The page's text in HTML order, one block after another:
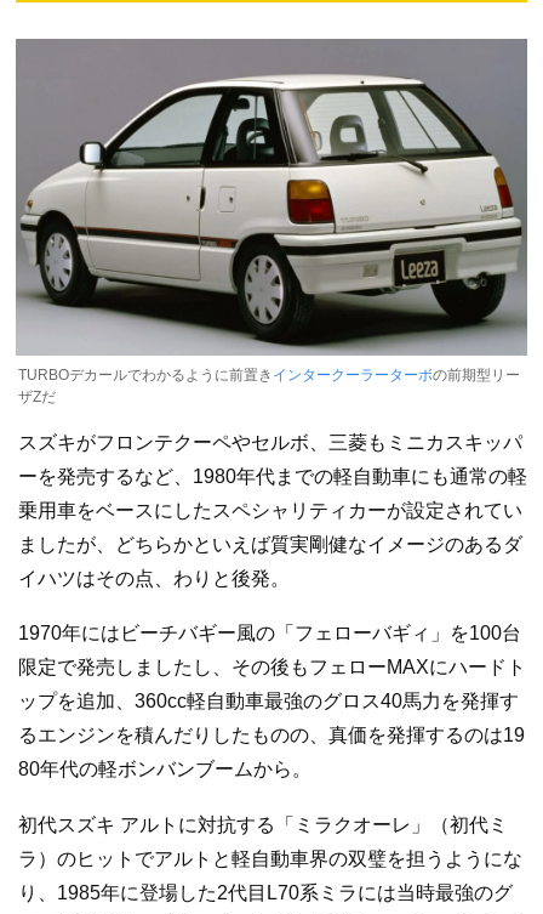
TURBOデカールでわかるように前置き インタークーラーターボの前期型リー
ザZだ
スズキがフロンテクーペやセルボ、三菱もミニカスキッパ
ーを発売するなど、1980年代までの軽自動車にも通常の軽
乗用車をベースにしたスペシャリティカーが設定されてい
ましたが、どちらかといえば質実剛健なイメージのあるダ
イハツはその点、わりと後発。
1970年にはビーチバギー風の「フェローバギィ」を100台
限定で発売しましたし、その後もフェローMAXにハードト
ップを追加、360cc軽自動車最強のグロス40馬力を発揮す
るエンジンを積んだりしたものの、真価を発揮するのは19
80年代の軽ボンバンブームから。
初代スズキ アルトに対抗する「ミラクオーレ」（初代ミ
ラ）のヒットでアルトと軽自動車界の双璧を担うようにな
り、1985年に登場した2代目L70系ミラには当時最強のグ